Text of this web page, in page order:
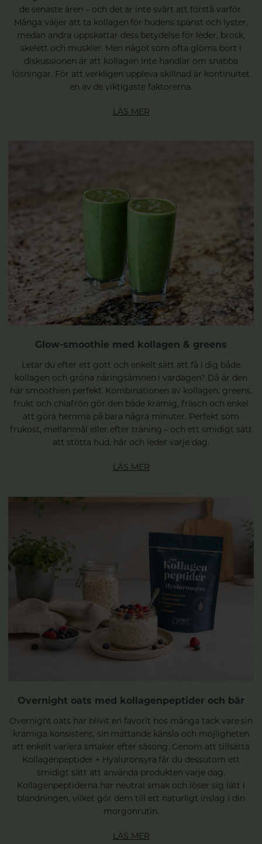
de senaste åren – och det är inte svårt att förstå varför.
Många väljer att ta kollagen för hudens spänst och lyster,
medan andra uppskattar dess betydelse för leder, brosk,
skelett och muskler. Men något som ofta glöms bort i
diskussionen är att kollagen inte handlar om snabba
lösningar. För att verkligen uppleva skillnad är kontinuitet
en av de viktigaste faktorerna.
LÄS MER
Glow-smoothie med kollagen & greens
Letar du efter ett gott och enkelt sätt att få i dig både
kollagen och gröna näringsämnen i vardagen? Då är den
här smoothien perfekt. Kombinationen av kollagen, greens,
frukt och chiafrön gör den både krämig, fräsch och enkel
att göra hemma på bara några minuter. Perfekt som
frukost, mellanmål eller efter träning – och ett smidigt sätt
att stötta hud, hår och leder varje dag.
LÄS MER
Overnight oats med kollagenpeptider och bär
Overnight oats har blivit en favorit hos många tack vare sin
krämiga konsistens, sin mättande känsla och möjligheten
att enkelt variera smaker efter säsong. Genom att tillsätta
Kollagenpeptider + Hyaluronsyra får du dessutom ett
smidigt sätt att använda produkten varje dag.
Kollagenpeptiderna har neutral smak och löser sig lätt i
blandningen, vilket gör dem till ett naturligt inslag i din
morgonrutin.
LÄS MER